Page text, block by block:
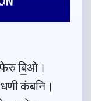
बि॒ओ।
धणी कंबनि।